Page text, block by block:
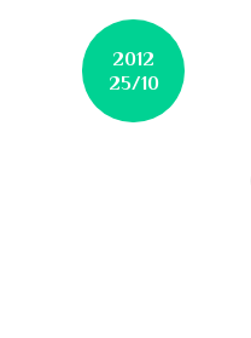
2012
25/10